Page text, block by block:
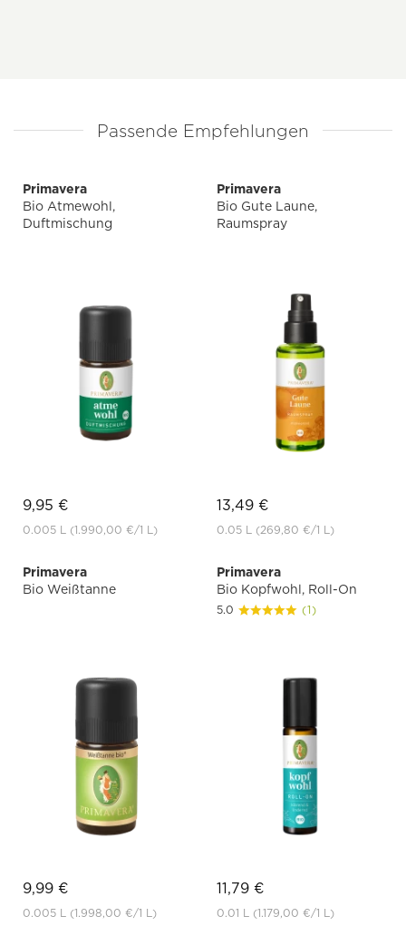
Passende Empfehlungen
Primavera
Bio Atmewohl,
Duftmischung
9,95 €
0.005 L (1.990,00 €/1 L)
Primavera
Bio Gute Laune,
Raumspray
13,49 €
0.05 L (269,80 €/1 L)
Primavera
Bio Weißtanne
9,99 €
0.005 L (1.998,00 €/1 L)
Primavera
Bio Kopfwohl, Roll-On
5.0 (1)
11,79 €
0.01 L (1.179,00 €/1 L)